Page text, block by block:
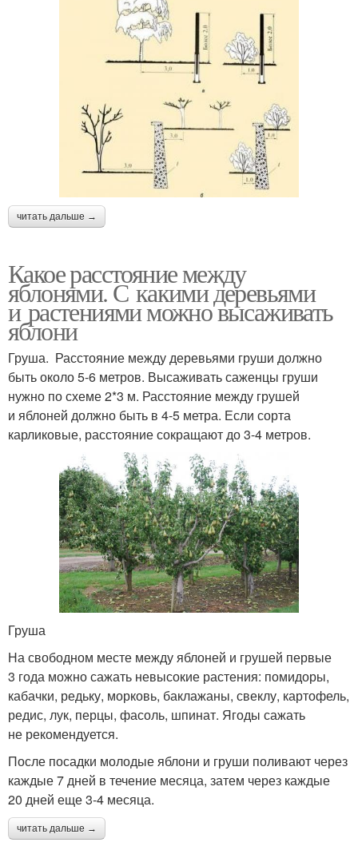
читать дальше →
Какое расстояние между
яблонями. С какими деревьями
и растениями можно высаживать
яблони
Груша. Расстояние между деревьями груши должно
быть около 5-6 метров. Высаживать саженцы груши
нужно по схеме 2*3 м. Расстояние между грушей
и яблоней должно быть в 4-5 метра. Если сорта
карликовые, расстояние сокращают до 3-4 метров.
Груша
На свободном месте между яблоней и грушей первые
3 года можно сажать невысокие растения: помидоры,
кабачки, редьку, морковь, баклажаны, свеклу, картофель,
редис, лук, перцы, фасоль, шпинат. Ягоды сажать
не рекомендуется.
После посадки молодые яблони и груши поливают через
каждые 7 дней в течение месяца, затем через каждые
20 дней еще 3-4 месяца.
читать дальше →